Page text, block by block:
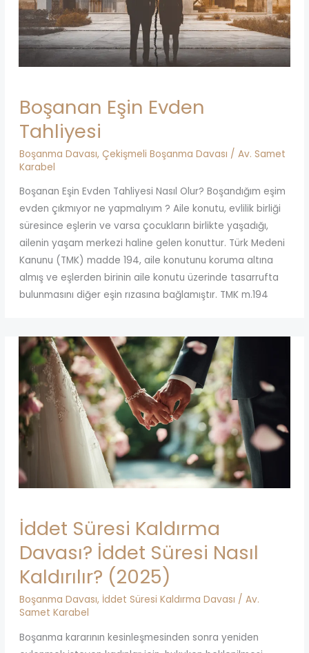
Boşanan Eşin Evden
Tahliyesi
Boşanma Davası, Çekişmeli Boşanma Davası / Av. Samet
Karabel
Boşanan Eşin Evden Tahliyesi Nasıl Olur? Boşandığım eşim
evden çıkmıyor ne yapmalıyım ? Aile konutu, evlilik birliği
süresince eşlerin ve varsa çocukların birlikte yaşadığı,
ailenin yaşam merkezi haline gelen konuttur. Türk Medeni
Kanunu (TMK) madde 194, aile konutunu koruma altına
almış ve eşlerden birinin aile konutu üzerinde tasarrufta
bulunmasını diğer eşin rızasına bağlamıştır. TMK m.194
İddet Süresi Kaldırma
Davası? İddet Süresi Nasıl
Kaldırılır? (2025)
Boşanma Davası, İddet Süresi Kaldırma Davası / Av.
Samet Karabel
Boşanma kararının kesinleşmesinden sonra yeniden